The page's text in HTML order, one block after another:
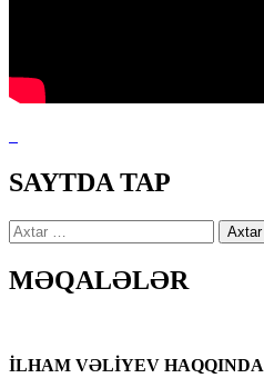
SAYTDA TAP
Axtarış:
MƏQALƏLƏR
İLHAM VƏLİYEV HAQQINDA